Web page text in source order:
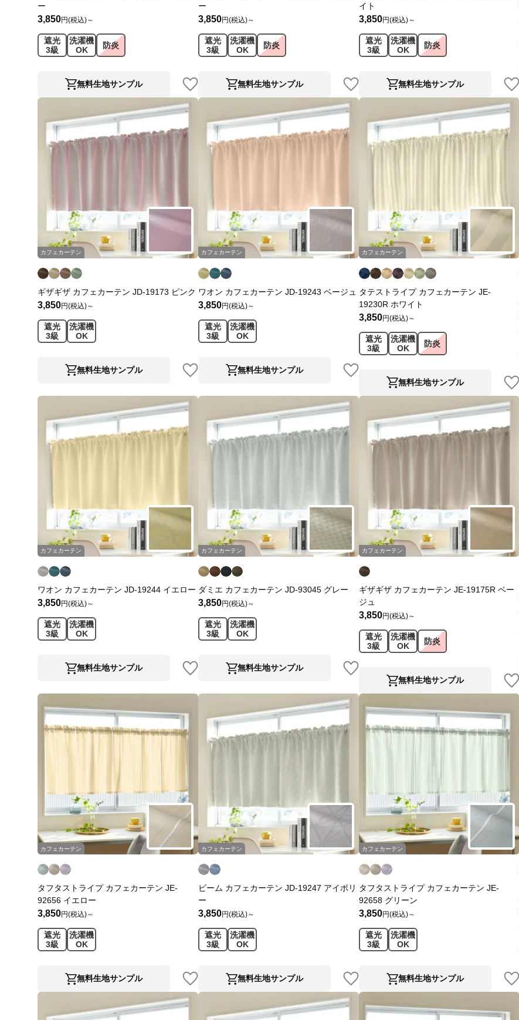
ー
3,850円(税込)～
遮光
3級
洗濯機
OK
防炎
無料生地サンプル
ー
3,850円(税込)～
遮光
3級
洗濯機
OK
防炎
無料生地サンプル
イト
3,850円(税込)～
遮光
3級
洗濯機
OK
防炎
無料生地サンプル
カフェカーテン
ギザギザ カフェカーテン JD-19173 ピンク
3,850円(税込)～
遮光
3級
洗濯機
OK
無料生地サンプル
カフェカーテン
ワオン カフェカーテン JD-19243 ベージュ
3,850円(税込)～
遮光
3級
洗濯機
OK
無料生地サンプル
カフェカーテン
タテストライプ カフェカーテン JE-
19230R ホワイト
3,850円(税込)～
遮光
3級
洗濯機
OK
防炎
無料生地サンプル
カフェカーテン
ワオン カフェカーテン JD-19244 イエロー
3,850円(税込)～
遮光
3級
洗濯機
OK
無料生地サンプル
カフェカーテン
ダミエ カフェカーテン JD-93045 グレー
3,850円(税込)～
遮光
3級
洗濯機
OK
無料生地サンプル
カフェカーテン
ギザギザ カフェカーテン JE-19175R ベー
ジュ
3,850円(税込)～
遮光
3級
洗濯機
OK
防炎
無料生地サンプル
カフェカーテン
タフタストライプ カフェカーテン JE-
92656 イエロー
3,850円(税込)～
遮光
3級
洗濯機
OK
無料生地サンプル
カフェカーテン
ビーム カフェカーテン JD-19247 アイボリ
ー
3,850円(税込)～
遮光
3級
洗濯機
OK
無料生地サンプル
カフェカーテン
タフタストライプ カフェカーテン JE-
92658 グリーン
3,850円(税込)～
遮光
3級
洗濯機
OK
無料生地サンプル